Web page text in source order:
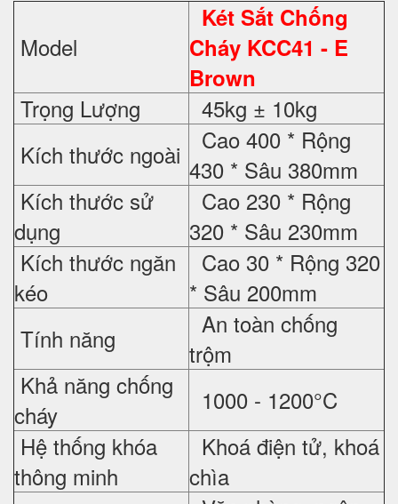
Model
Két Sắt Chống
Cháy KCC41 - E
Brown
Trọng Lượng
45kg ± 10kg
Kích thước ngoài
Cao 400 * Rộng
430 * Sâu 380mm
Kích thước sử
dụng
Cao 230 * Rộng
320 * Sâu 230mm
Kích thước ngăn
kéo
Cao 30 * Rộng 320
* Sâu 200mm
Tính năng
An toàn chống
trộm
Khả năng chống
cháy
1000 - 1200°C
Hệ thống khóa
thông minh
Khoá điện tử, khoá
chìa